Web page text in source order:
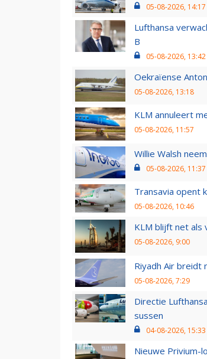
05-08-2026, 14:17
Lufthansa
B
05-08-2026, 13:42
Oekraïense
05-08-2026, 13:18
KLM annuleert
05-08-2026, 11:57
Willie Walsh
05-08-2026, 11:37
Transavia opent
05-08-2026, 10:46
KLM blijft net als
05-08-2026, 9:00
Riyadh Air breidt
05-08-2026, 7:29
Directie
sussen
04-08-2026, 15:33
Nieuwe Privium-